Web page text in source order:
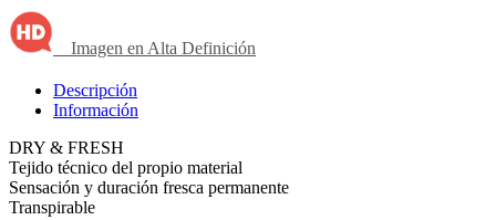
Imagen en Alta Definición
Descripción
Información
DRY & FRESH
Tejido técnico del propio material
Sensación y duración fresca permanente
Transpirable